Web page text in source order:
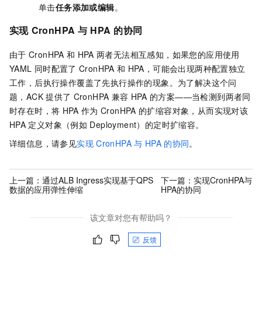
单击任务添加或编辑。
实现 CronHPA 与 HPA 的协同
由于 CronHPA 和 HPA 两者无法相互感知，如果您的应用使用
YAML 同时配置了 CronHPA 和 HPA，可能会出现两种配置独立
工作，后执行操作覆盖了先执行操作的现象。为了解决这个问
题，ACK 提供了 CronHPA 兼容 HPA 的方案——当检测到两者同
时存在时，将 HPA 作为 CronHPA 的扩缩容对象，从而实现对该
HPA 定义对象（例如 Deployment）的定时扩缩容。
详细信息，请参见实现 CronHPA 与 HPA 的协同。
上一篇： 通过ALB Ingress实现基于QPS
数据的应用弹性伸缩
下一篇： 实现CronHPA与
HPA的协同
该文章对您有帮助吗？
反馈